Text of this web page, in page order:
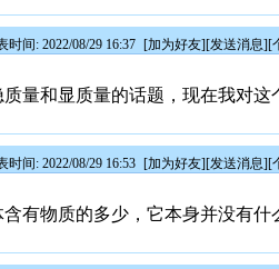
时间: 2022/08/29 16:37 [加为好友][发送消息][
量和显质量的话题，现在我对这
时间: 2022/08/29 16:53 [加为好友][发送消息][
有物质的多少，它本身并没有什